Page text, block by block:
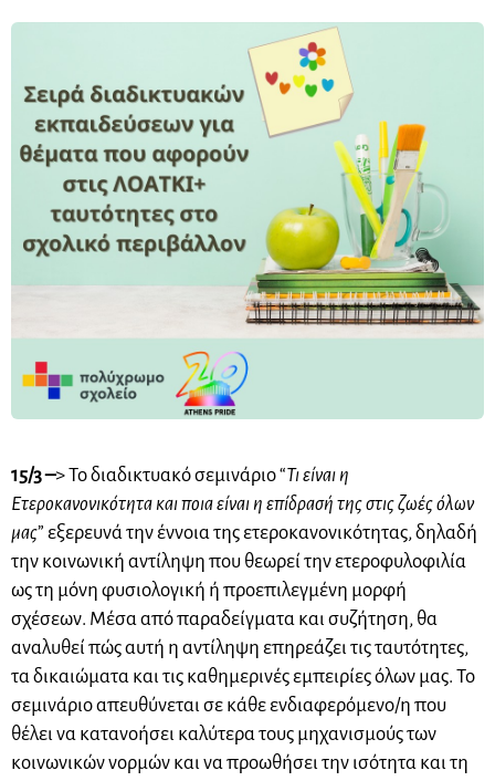
15/3 –> Το διαδικτυακό σεμινάριο “Τι είναι η
Ετεροκανονικότητα και ποια είναι η επίδρασή της στις ζωές όλων
μας” εξερευνά την έννοια της ετεροκανονικότητας, δηλαδή
την κοινωνική αντίληψη που θεωρεί την ετεροφυλοφιλία
ως τη μόνη φυσιολογική ή προεπιλεγμένη μορφή
σχέσεων. Μέσα από παραδείγματα και συζήτηση, θα
αναλυθεί πώς αυτή η αντίληψη επηρεάζει τις ταυτότητες,
τα δικαιώματα και τις καθημερινές εμπειρίες όλων μας. Το
σεμινάριο απευθύνεται σε κάθε ενδιαφερόμενο/η που
θέλει να κατανοήσει καλύτερα τους μηχανισμούς των
κοινωνικών νορμών και να προωθήσει την ισότητα και τη